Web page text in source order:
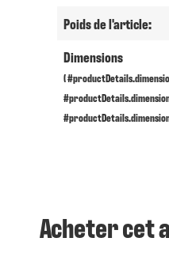
Poids de l'article:
Dimensions
(
Acheter cet